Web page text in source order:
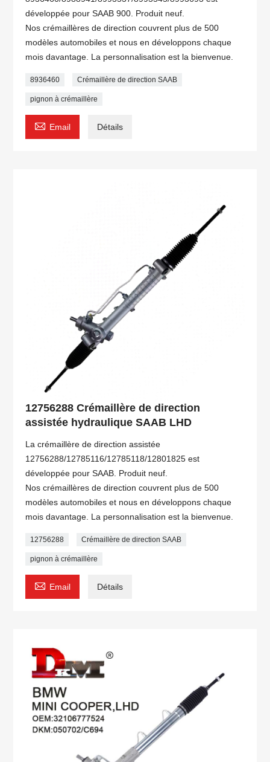
développée pour SAAB 900. Produit neuf.
Nos crémaillères de direction couvrent plus de 500
modèles automobiles et nous en développons chaque
mois davantage. La personnalisation est la bienvenue.
8936460 Crémaillère de direction SAAB
pignon à crémaillère
 Email Détails
12756288 Crémaillère de direction
assistée hydraulique SAAB LHD
La crémaillère de direction assistée
12756288/12785116/12785118/12801825 est
développée pour SAAB. Produit neuf.
Nos crémaillères de direction couvrent plus de 500
modèles automobiles et nous en développons chaque
mois davantage. La personnalisation est la bienvenue.
12756288 Crémaillère de direction SAAB
pignon à crémaillère
 Email Détails